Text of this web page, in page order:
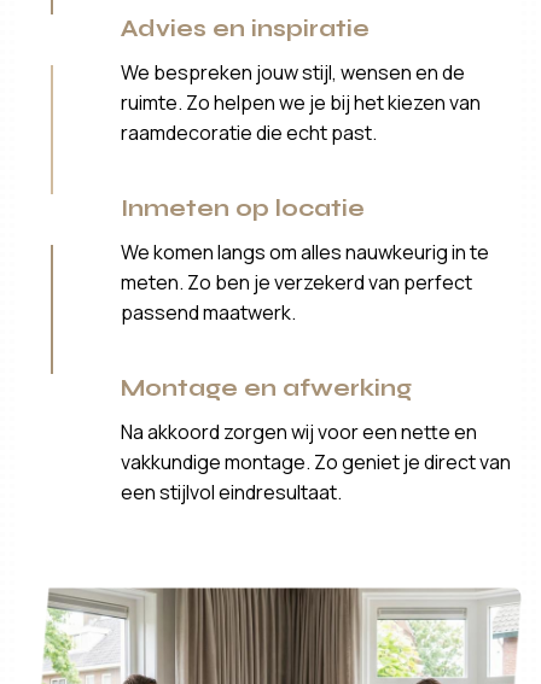
Advies en inspiratie
We bespreken jouw stijl, wensen en de
ruimte. Zo helpen we je bij het kiezen van
raamdecoratie die echt past.
Inmeten op locatie
We komen langs om alles nauwkeurig in te
meten. Zo ben je verzekerd van perfect
passend maatwerk.
Montage en afwerking
Na akkoord zorgen wij voor een nette en
vakkundige montage. Zo geniet je direct van
een stijlvol eindresultaat.